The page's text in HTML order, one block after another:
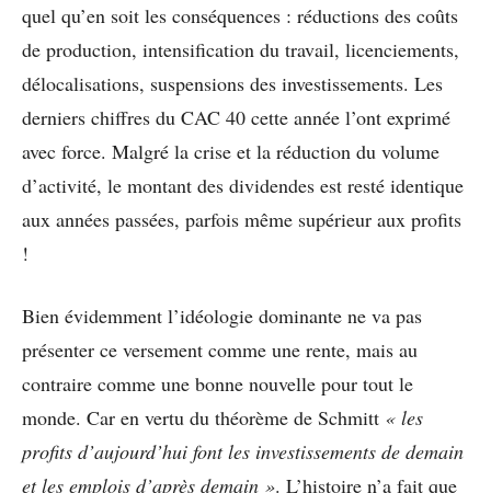
quel qu’en soit les conséquences : réductions des coûts
de production, intensification du travail, licenciements,
délocalisations, suspensions des investissements. Les
derniers chiffres du CAC 40 cette année l’ont exprimé
avec force. Malgré la crise et la réduction du volume
d’activité, le montant des dividendes est resté identique
aux années passées, parfois même supérieur aux profits
!
Bien évidemment l’idéologie dominante ne va pas
présenter ce versement comme une rente, mais au
contraire comme une bonne nouvelle pour tout le
monde. Car en vertu du théorème de Schmitt « les
profits d’aujourd’hui font les investissements de demain
et les emplois d’après demain ». L’histoire n’a fait que